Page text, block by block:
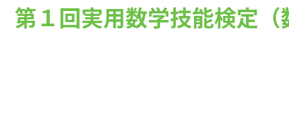
１回実用数学技能検定（